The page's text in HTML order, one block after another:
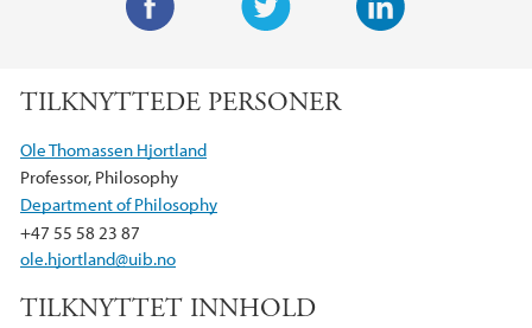
i
b
o
o
k
TILKNYTTEDE PERSONER
Ole Thomassen Hjortland
Professor, Philosophy
Department of Philosophy
+47 55 58 23 87
ole.hjortland@uib.no
TILKNYTTET INNHOLD